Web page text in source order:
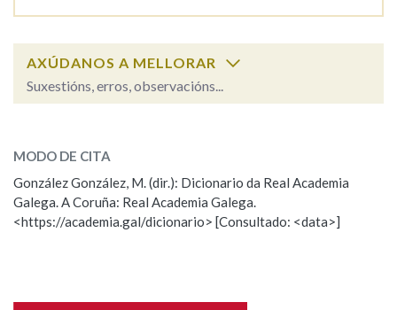
AXÚDANOS A MELLORAR
Suxestións, erros, observacións...
ESCOLLE UNHA OPCIÓN:
Observación Hai un erro na palabra
Propoño mellorar a definición
MODO DE CITA
González González, M. (dir.): Dicionario da Real Academia
Galega. A Coruña: Real Academia Galega.
<https://academia.gal/dicionario> [Consultado: <data>]